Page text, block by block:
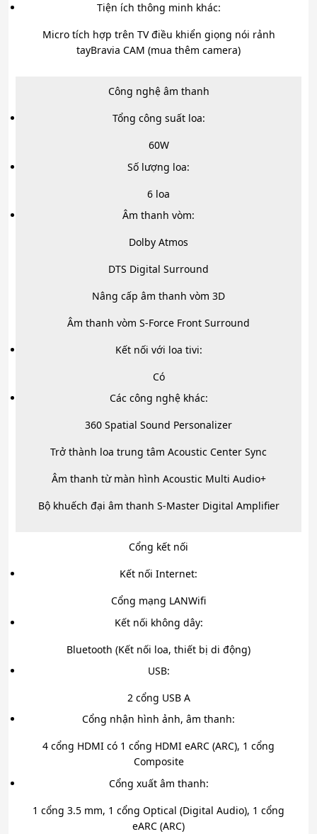
Tiện ích thông minh khác:
Micro tích hợp trên TV điều khiển giọng nói rảnh
tayBravia CAM (mua thêm camera)
Công nghệ âm thanh
Tổng công suất loa:
60W
Số lượng loa:
6 loa
Âm thanh vòm:
Dolby Atmos
DTS Digital Surround
Nâng cấp âm thanh vòm 3D
Âm thanh vòm S-Force Front Surround
Kết nối với loa tivi:
Có
Các công nghệ khác:
360 Spatial Sound Personalizer
Trở thành loa trung tâm Acoustic Center Sync
Âm thanh từ màn hình Acoustic Multi Audio+
Bộ khuếch đại âm thanh S-Master Digital Amplifier
Cổng kết nối
Kết nối Internet:
Cổng mạng LANWifi
Kết nối không dây:
Bluetooth (Kết nối loa, thiết bị di động)
USB:
2 cổng USB A
Cổng nhận hình ảnh, âm thanh:
4 cổng HDMI có 1 cổng HDMI eARC (ARC), 1 cổng
Composite
Cổng xuất âm thanh:
1 cổng 3.5 mm, 1 cổng Optical (Digital Audio), 1 cổng
eARC (ARC)